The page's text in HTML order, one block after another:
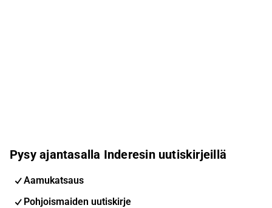
Pysy ajantasalla Inderesin uutiskirjeillä
Aamukatsaus
Pohjoismaiden uutiskirje